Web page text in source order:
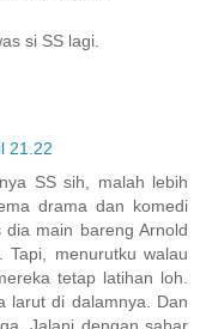
si SS lagi.
21.22
SS sih, malah lebih
drama dan komedi
main bareng Arnold
Tapi, menurutku walau
tetap latihan loh.
larut di dalamnya. Dan